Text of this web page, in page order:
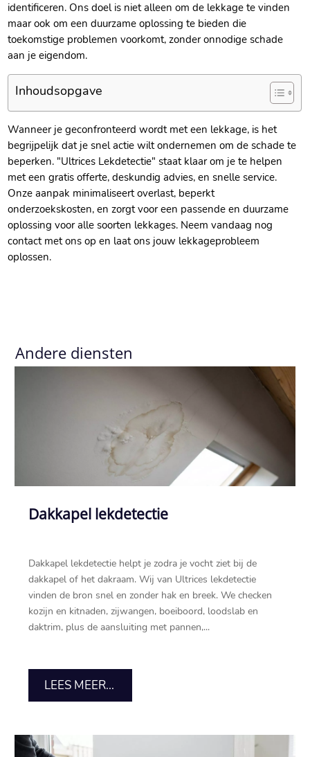
identificeren.​ Ons doel is niet alleen om de lekkage te vinden
maar ook om een duurzame oplossing te bieden die
toekomstige problemen voorkomt, zonder onnodige schade
aan je eigendom.​
Inhoudsopgave
Wanneer je geconfronteerd wordt met een lekkage, is het
begrijpelijk dat je snel actie wilt ondernemen om de schade te
beperken.​ "Ultrices Lekdetectie" staat klaar om je te helpen
met een gratis offerte, deskundig advies, en snelle service.​
Onze aanpak minimaliseert overlast, beperkt
onderzoekskosten, en zorgt voor een passende en duurzame
oplossing voor alle soorten lekkages.​ Neem vandaag nog
contact met ons op en laat ons jouw lekkageprobleem
oplossen.​
Andere diensten
Dakkapel lekdetectie
Dakkapel lekdetectie helpt je zodra je vocht ziet bij de
dakkapel of het dakraam.​ Wij van Ultrices lekdetectie
vinden de bron snel en zonder hak en breek.​ We checken
kozijn en kitnaden, zijwangen, boeiboord, loodslab en
daktrim, plus de aansluiting met pannen,...
LEES MEER...